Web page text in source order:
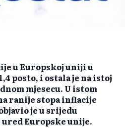
u Europskoj uniji u
posto, i ostala je na istoj
mjesecu. U istom
ranije stopa inflacije
je u srijedu
Europske unije.